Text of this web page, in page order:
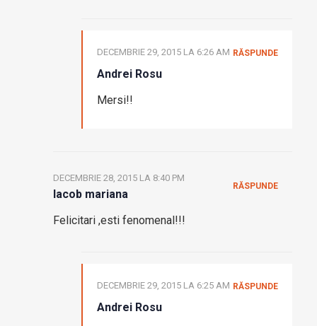
Andrei Rosu
DECEMBRIE 29, 2015 LA 6:26 AM
Mersi!!
RĂSPUNDE
Iacob mariana
DECEMBRIE 28, 2015 LA 8:40 PM
Felicitari ,esti fenomenal!!!
RĂSPUNDE
Andrei Rosu
DECEMBRIE 29, 2015 LA 6:25 AM RĂSPUNDE